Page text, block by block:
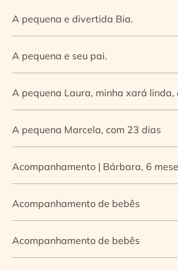
A pequena e divertida Bia.
A pequena e seu pai.
A pequena Laura, minha xará linda,
A pequena Marcela, com 23 dias
Acompanhamento | Bárbara, 6
Acompanhamento de bebês
Acompanhamento de bebês